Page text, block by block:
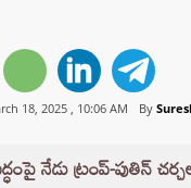
18, 2025 , 10:06 AM By
నేడు ట్రంప్-పుతిన్